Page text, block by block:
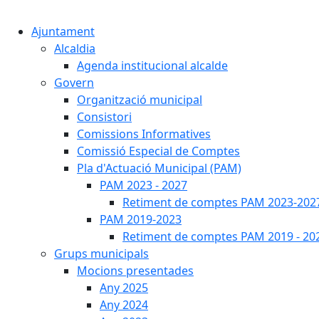
Ajuntament
Alcaldia
Agenda institucional alcalde
Govern
Organització municipal
Consistori
Comissions Informatives
Comissió Especial de Comptes
Pla d'Actuació Municipal (PAM)
PAM 2023 - 2027
Retiment de comptes PAM 2023-
PAM 2019-2023
Retiment de comptes PAM 2019 -
Grups municipals
Mocions presentades
Any 2025
Any 2024